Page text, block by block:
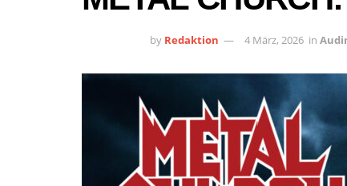
by Redaktion 4 März, 2026 in